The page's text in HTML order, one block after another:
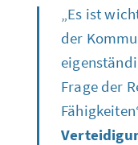
„Es ist
der
Frage der